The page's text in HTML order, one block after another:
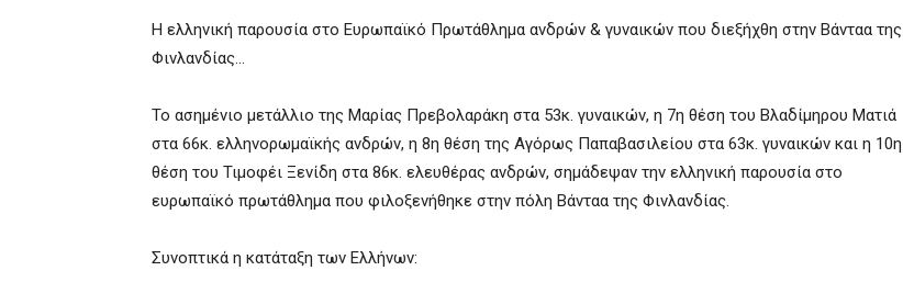
Η ελληνική παρουσία στο Ευρωπαϊκό Πρωτάθλημα ανδρών & γυναικών που διεξήχθη στην Βάνταα της
Φινλανδίας…
Το ασημένιο μετάλλιο της Μαρίας Πρεβολαράκη στα 53κ. γυναικών, η 7η θέση του Βλαδίμηρου Ματιά
στα 66κ. ελληνορωμαϊκής ανδρών, η 8η θέση της Αγόρως Παπαβασιλείου στα 63κ. γυναικών και η 10η
θέση του Τιμοφέι Ξενίδη στα 86κ. ελευθέρας ανδρών, σημάδεψαν την ελληνική παρουσία στο
ευρωπαϊκό πρωτάθλημα που φιλοξενήθηκε στην πόλη Βάνταα της Φινλανδίας.
Συνοπτικά η κατάταξη των Ελλήνων: